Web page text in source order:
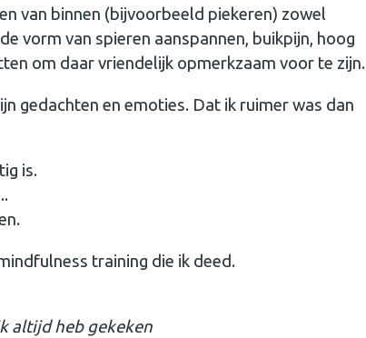
van binnen (bijvoorbeeld piekeren) zowel
vorm van spieren aanspannen, buikpijn, hoog
om daar vriendelijk opmerkzaam voor te zijn.
gedachten en emoties. Dat ik ruimer was dan
is.
training die ik deed.
altijd heb gekeken